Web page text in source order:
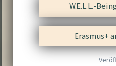
W.E.L.L.-
Erasmus+